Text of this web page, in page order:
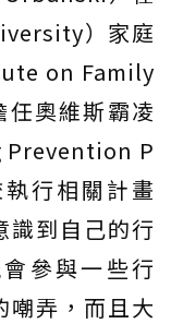
）家庭
on Family
奧維斯霸凌
Prevention P
行相關計畫
識到自己的行
參與一些行
嘲弄，而且大